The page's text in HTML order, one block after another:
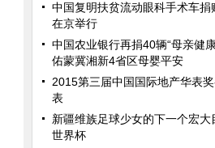
中国复明扶贫流动眼科手术车捐
在京举行
中国农业银行再捐40辆“母亲健
佑蒙冀湘新4省区母婴平安
2015第三届中国国际地产华表
表
新疆维族足球少女的下一个宏大
世界杯